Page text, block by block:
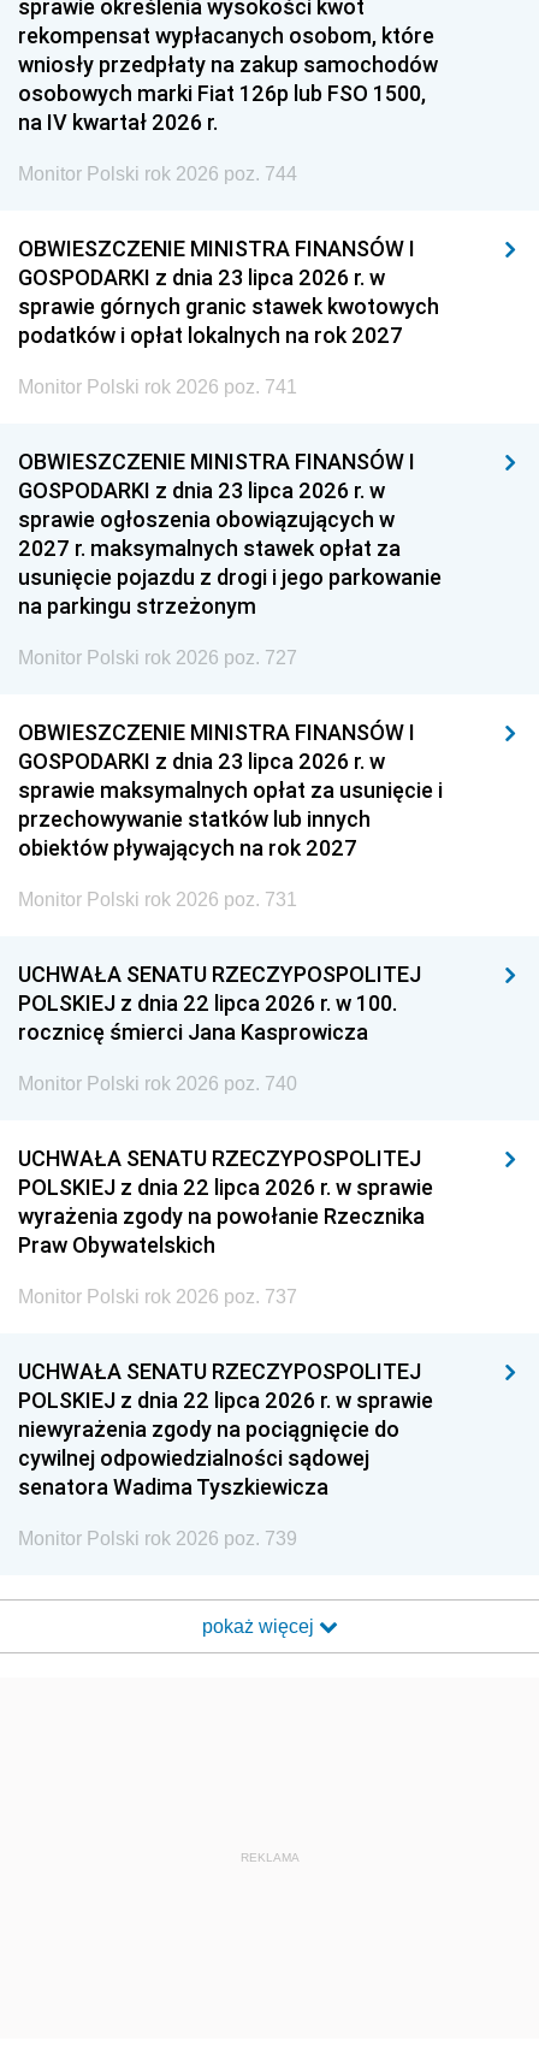
sprawie określenia wysokości kwot
rekompensat wypłacanych osobom, które
wniosły przedpłaty na zakup samochodów
osobowych marki Fiat 126p lub FSO 1500,
na IV kwartał 2026 r.
Monitor Polski rok 2026 poz. 744
OBWIESZCZENIE MINISTRA FINANSÓW I
GOSPODARKI z dnia 23 lipca 2026 r. w
sprawie górnych granic stawek kwotowych
podatków i opłat lokalnych na rok 2027
Monitor Polski rok 2026 poz. 741
OBWIESZCZENIE MINISTRA FINANSÓW I
GOSPODARKI z dnia 23 lipca 2026 r. w
sprawie ogłoszenia obowiązujących w
2027 r. maksymalnych stawek opłat za
usunięcie pojazdu z drogi i jego parkowanie
na parkingu strzeżonym
Monitor Polski rok 2026 poz. 727
OBWIESZCZENIE MINISTRA FINANSÓW I
GOSPODARKI z dnia 23 lipca 2026 r. w
sprawie maksymalnych opłat za usunięcie i
przechowywanie statków lub innych
obiektów pływających na rok 2027
Monitor Polski rok 2026 poz. 731
UCHWAŁA SENATU RZECZYPOSPOLITEJ
POLSKIEJ z dnia 22 lipca 2026 r. w 100.
rocznicę śmierci Jana Kasprowicza
Monitor Polski rok 2026 poz. 740
UCHWAŁA SENATU RZECZYPOSPOLITEJ
POLSKIEJ z dnia 22 lipca 2026 r. w sprawie
wyrażenia zgody na powołanie Rzecznika
Praw Obywatelskich
Monitor Polski rok 2026 poz. 737
UCHWAŁA SENATU RZECZYPOSPOLITEJ
POLSKIEJ z dnia 22 lipca 2026 r. w sprawie
niewyrażenia zgody na pociągnięcie do
cywilnej odpowiedzialności sądowej
senatora Wadima Tyszkiewicza
Monitor Polski rok 2026 poz. 739
pokaż więcej
REKLAMA